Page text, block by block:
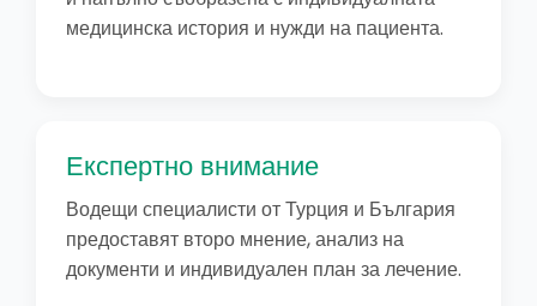
медицинска история и нужди на пациента.
Експертно внимание
Водещи специалисти от Турция и България
предоставят второ мнение, анализ на
документи и индивидуален план за лечение.